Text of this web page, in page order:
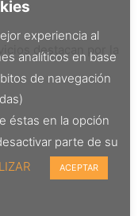
destacan por la
experiencia al
analíticos en base
de navegación
éstas en la opción
parte de su
ACEPTAR